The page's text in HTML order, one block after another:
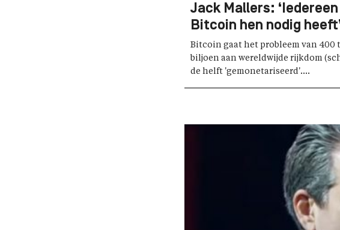
Jack Mallers:
Bitcoin hen nodig
Bitcoin gaat het probleem van 400
biljoen aan wereldwijde rijkdom
de helft 'gemonetariseerd'....